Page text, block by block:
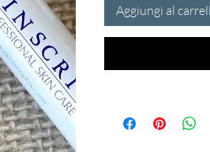
Aggiungi al